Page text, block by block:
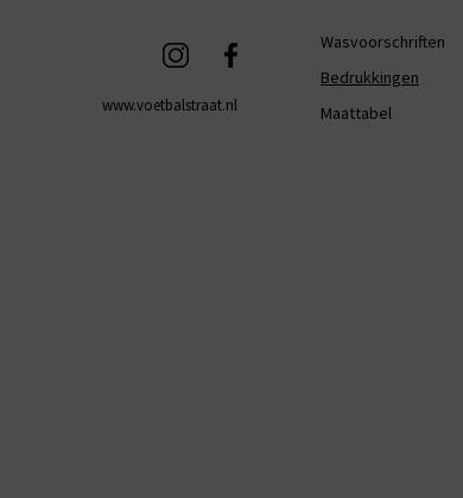
www.voetbalstraat.nl
Wasvoorschriften
Bedrukkingen
Maattabel